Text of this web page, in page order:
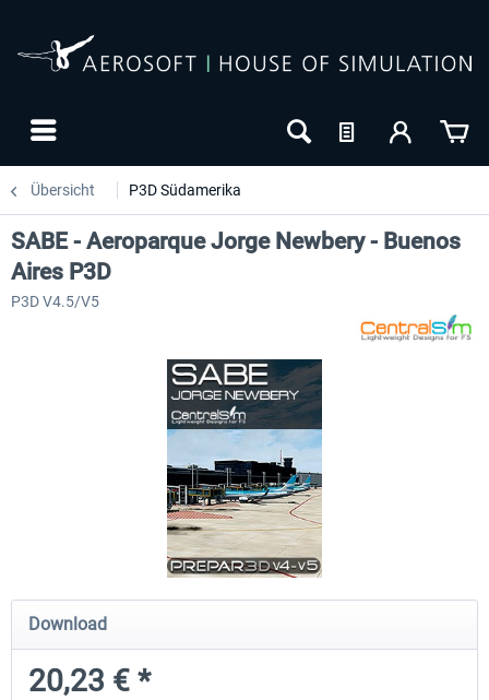
Übersicht P3D Südamerika
SEGU - Jose Joaquin de Olmedo
International...
SABE - Aeroparque Jorge
Buenos Aires P3D
SABE - Aeroparque Jorge Newbery - Buenos
Aires P3D
P3D V4.5/V5
Download
20,23 € *